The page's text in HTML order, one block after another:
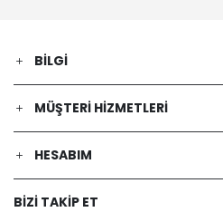
BILGI
MÜŞTERI HIZMETLERI
HESABIM
BIZI TAKIP ET